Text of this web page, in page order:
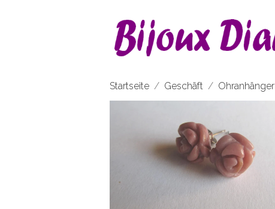
Startseite Geschäft Ohranhänger